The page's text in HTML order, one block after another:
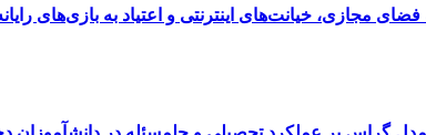
مجازی، خیانت‌های اینترنتی و اعتیاد به بازی‌های